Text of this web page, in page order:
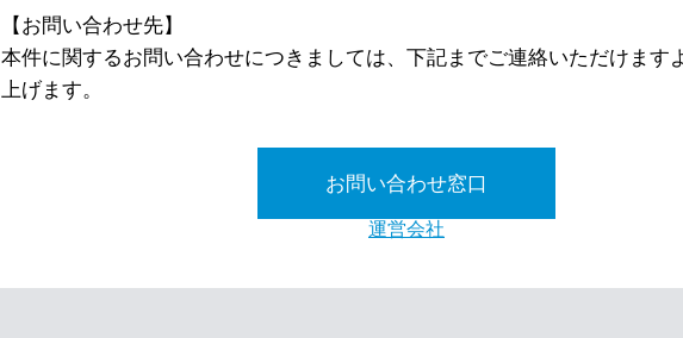
【お問い合わせ先】
本件に関するお問い合わせにつきましては、下記までご連絡いただけます
上げます。
お問い合わせ窓口
運営会社